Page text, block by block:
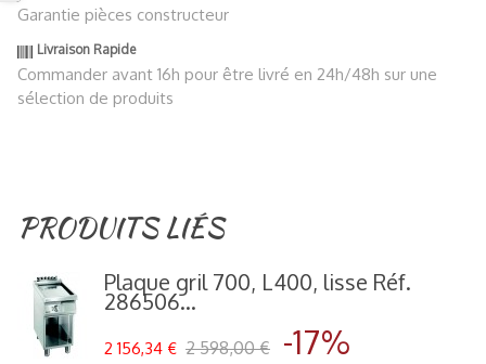
Garantie pièces constructeur
Livraison Rapide
Commander avant 16h pour être livré en 24h/48h sur une
sélection de produits
PRODUITS LIÉS
Plaque gril 700, L400, lisse Réf.
286506...
2 156,34 € 2 598,00 € -17%